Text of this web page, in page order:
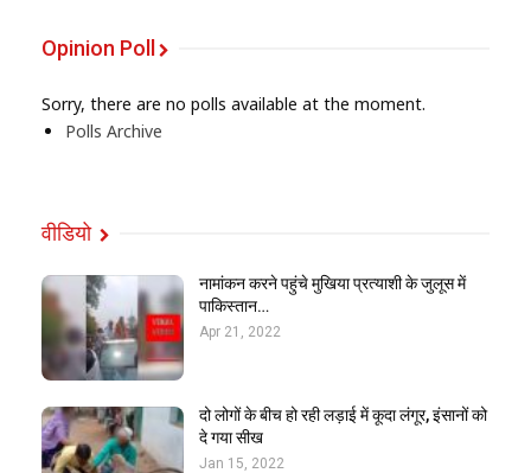
Opinion Poll
Sorry, there are no polls available at the moment.
Polls Archive
वीडियो
नामांकन करने पहुंचे मुखिया प्रत्याशी के जुलूस में
पाकिस्तान…
Apr 21, 2022
दो लोगों के बीच हो रही लड़ाई में कूदा लंगूर, इंसानों को
दे गया सीख
Jan 15, 2022